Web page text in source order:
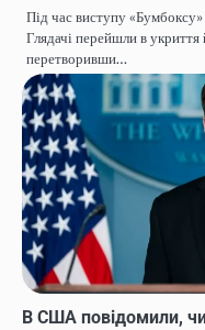
Під час виступу
Глядачі перейшли в укриття
перетворивши…
В США повідомили,